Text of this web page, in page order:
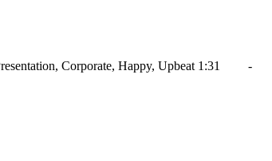
Corporate, Happy, Upbeat 1:31 -